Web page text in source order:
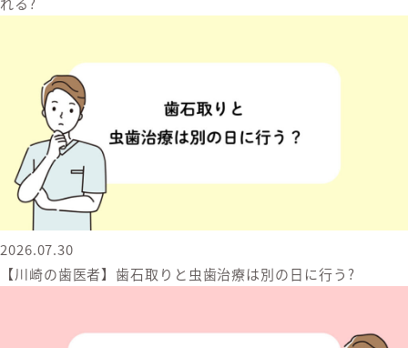
2026.07.30
【川崎の歯医者】歯石取りと虫歯治療は別の日に行う?